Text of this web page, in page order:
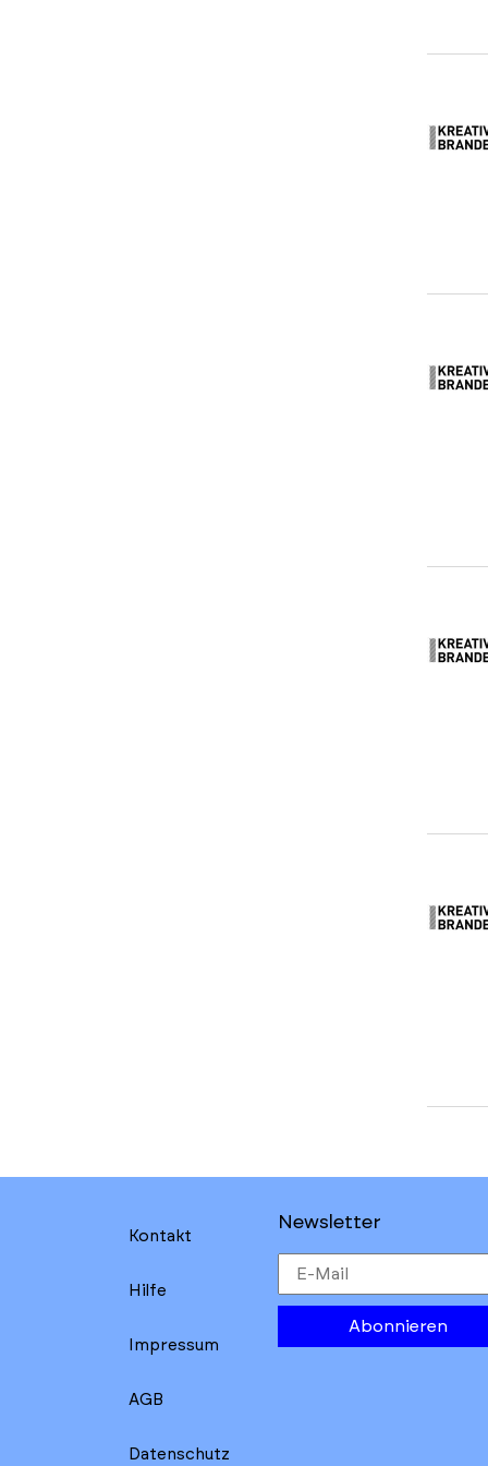
Kontakt
Hilfe
Impressum
AGB
Datenschutz
Newsletter
Abonnieren